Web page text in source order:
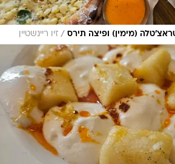
(מימין) ופיצה תירס / זיו ריינשטיין